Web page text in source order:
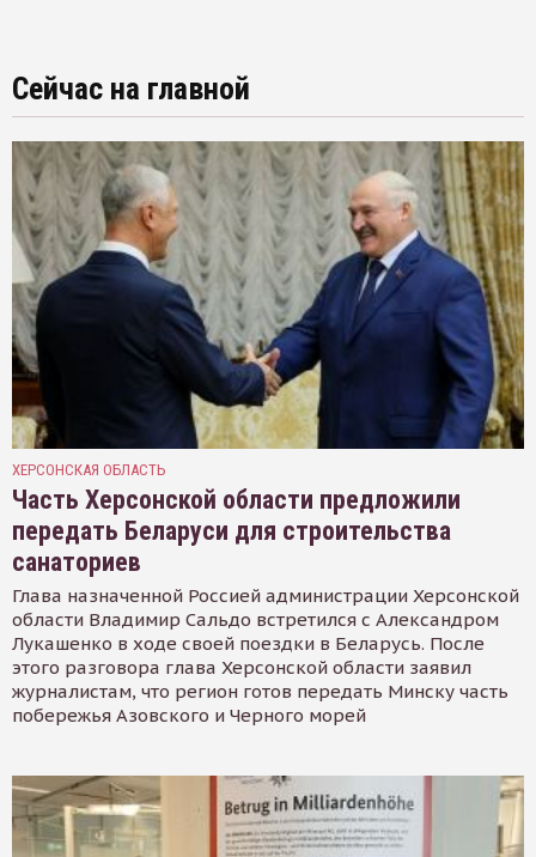
Сейчас на главной
ХЕРСОНСКАЯ ОБЛАСТЬ
Часть Херсонской области предложили
передать Беларуси для строительства
санаториев
Глава назначенной Россией администрации Херсонской
области Владимир Сальдо встретился с Александром
Лукашенко в ходе своей поездки в Беларусь. После
этого разговора глава Херсонской области заявил
журналистам, что регион готов передать Минску часть
побережья Азовского и Черного морей